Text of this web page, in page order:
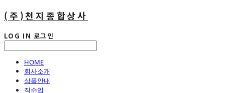
(주)천지종합상사
LOG IN 로그인
HOME
회사소개
상품안내
직수입